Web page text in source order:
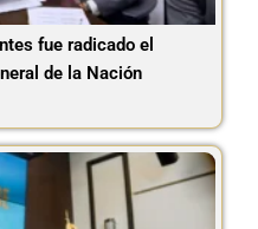
fue radicado el
de la Nación